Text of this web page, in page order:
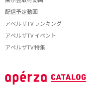
配信予定動画
アペルザTV ランキング
アペルザTV イベント
アペルザTV 特集